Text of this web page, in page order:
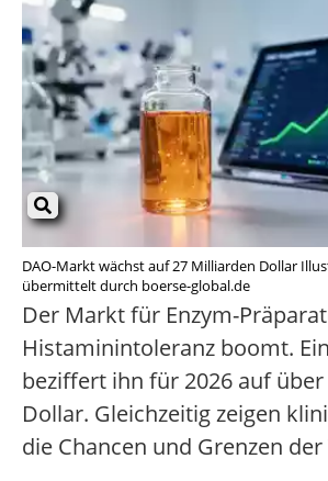
DAO-Markt wächst auf 27 Milliarden Dollar
übermittelt durch boerse-global.de
Der Markt für Enzym-
Histaminintoleranz boomt.
beziffert ihn für 2026 auf
Dollar. Gleichzeitig zeigen
die Chancen und Grenzen